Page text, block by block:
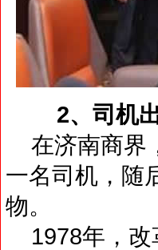
2、司机
在济南商界
一名司机，随
物。
1978年，改